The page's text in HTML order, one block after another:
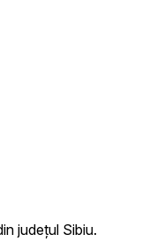
județul Sibiu.